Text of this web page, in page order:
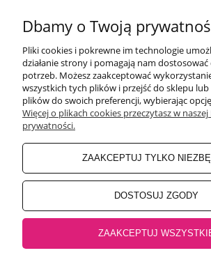
obuwiehigo@gmail.com
WARUNKI ZAKUPÓW
MOJE KONTO
BEZPIECZNE
32-500 Chrzanów, Rynek 18 |
Jaworzno, Rynek 4 |Salon Oświęcim32-600
Dbamy o Twoją
Pliki cookies i pokrewne im technologie
działanie strony i pomagają nam
potrzeb. Możesz zaakceptować
wszystkich tych plików i przejść do sklepu
plików do swoich preferencji, wybierając
Więcej o plikach cookies przeczytasz w
prywatności.
ZAAKCEPTUJ TYLKO
DOSTOSUJ ZGODY
ZAAKCEPTUJ